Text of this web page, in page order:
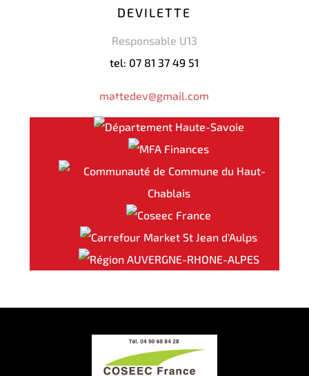
DEVILETTE
Responsable U13
tel: 07 81 37 49 51
mattedev@gmail.com
Nos Partenaires Majeurs